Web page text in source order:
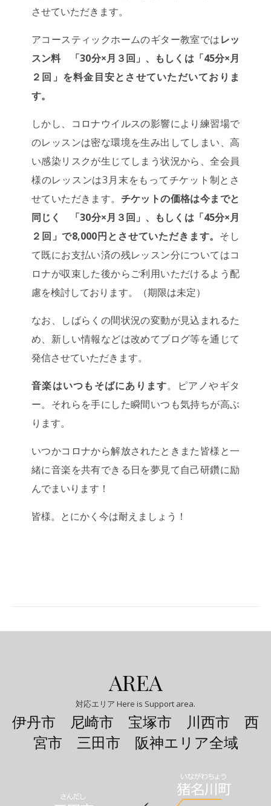
させていただきます。
アコースティックホームのギター教室ではレッ
スン料 「30分×月３回」、もしくは「45分×月
２回」を料金目安とさせていただいておりま
す。
しかし、コロナウイルスの影響により練習場で
のレッスンは密な環境を生み出してしまい、高
い感染リスクが生じてしまう状況から、全会員
様のレッスンは3月末をもってチケット制とさ
せていただきます。 チケットの価格は今までと
同じく 「30分×月３回」、もしくは「45分×月
２回」で8,000円とさせていただきます。 そし
て既にお支払い済の残レッスン分についてはコ
ロナが収束した後からご利用いただけるよう配
慮を検討しております。（期限は未定）
なお、しばらくの間状況の変動が見込まれるた
め、新しい情報などは改めてブログ等を通じて
発信させていただきます。
音楽はいつもそばにあります。ピアノやギタ
ー。それらを手にした瞬間いつも気持ちが高ぶ
ります。
いつかコロナから解放されたときまた皆様と一
緒に音楽を共有できる日を夢見て自己研鑽に励
んでまいります！
皆様。とにかく今は耐えましょう！
AREA
対応エリア Here is Support area.
伊丹市 尼崎市 宝塚市 川西市 西
宮市 三田市 阪神エリア全域